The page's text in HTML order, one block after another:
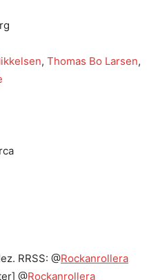
, Thomas Bo Larsen,
RRSS: @Rockanrollera
@Rockanrollera